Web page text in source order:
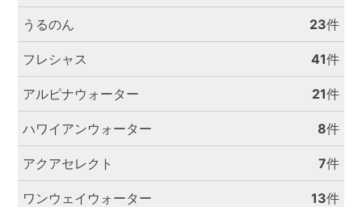
うるのん 23件
フレシャス 41件
アルピナウォーター 21件
ハワイアンウォーター 8件
アクアセレクト 7件
ワンウェイウォーター 13件